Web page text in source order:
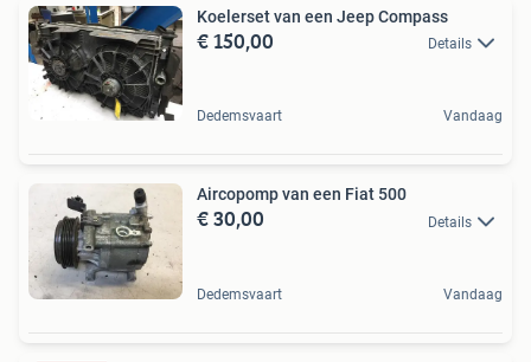
Koelerset van een Jeep Compass
€ 150,00 Details
Dedemsvaart Vandaag
Aircopomp van een Fiat 500
€ 30,00 Details
Dedemsvaart Vandaag